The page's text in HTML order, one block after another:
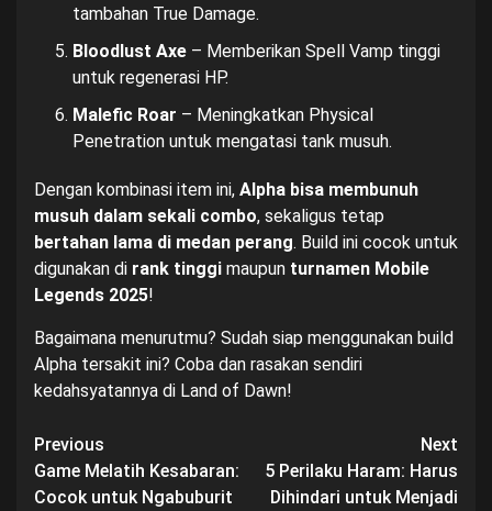
tambahan True Damage.
Bloodlust Axe – Memberikan Spell Vamp tinggi
untuk regenerasi HP.
Malefic Roar – Meningkatkan Physical
Penetration untuk mengatasi tank musuh.
Dengan kombinasi item ini, Alpha bisa membunuh
musuh dalam sekali combo, sekaligus tetap
bertahan lama di medan perang. Build ini cocok untuk
digunakan di rank tinggi maupun turnamen Mobile
Legends 2025!
Bagaimana menurutmu? Sudah siap menggunakan build
Alpha tersakit ini? Coba dan rasakan sendiri
kedahsyatannya di Land of Dawn!
Post
navigation
Previous
Game Melatih Kesabaran:
Cocok untuk Ngabuburit
Next
5 Perilaku Haram: Harus
Dihindari untuk Menjadi